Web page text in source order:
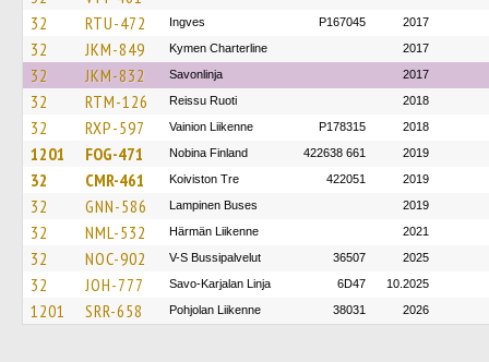
32 RTU-472 Ingves P167045 2017
32 JKM-849 Kymen Charterline 2017
32 JKM-832 Savonlinja 2017
32 RTM-126 Reissu Ruoti 2018
32 RXP-597 Vainion Liikenne P178315 2018
1201 FOG-471 Nobina Finland 422638 661 2019
32 CMR-461 Koiviston Tre 422051 2019
32 GNN-586 Lampinen Buses 2019
32 NML-532 Härmän Liikenne 2021
32 NOC-902 V-S Bussipalvelut 36507 2025
32 JOH-777 Savo-Karjalan Linja 6D47 10.2025
1201 SRR-658 Pohjolan Liikenne 38031 2026